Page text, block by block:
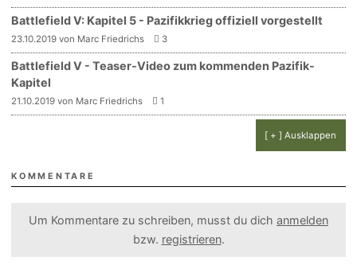
Battlefield V: Kapitel 5 - Pazifikkrieg offiziell vorgestellt
23.10.2019 von Marc Friedrichs 3
Battlefield V - Teaser-Video zum kommenden Pazifik-
Kapitel
21.10.2019 von Marc Friedrichs 1
[ + ] Ausklappen
KOMMENTARE
Um Kommentare zu schreiben, musst du dich anmelden
bzw. registrieren.